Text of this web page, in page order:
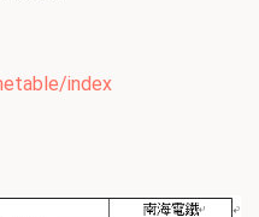
index